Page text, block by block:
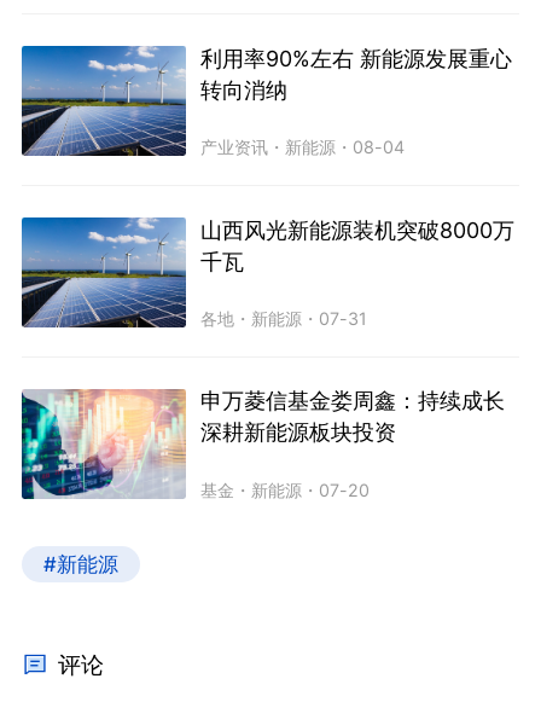
利用率90%左右 新能源发展重心
转向消纳
产业资讯 ・ 新能源 ・ 08-04
山西风光新能源装机突破8000万
千瓦
各地 ・ 新能源 ・ 07-31
申万菱信基金娄周鑫：持续成长
深耕新能源板块投资
基金 ・ 新能源 ・ 07-20
#新能源
评论